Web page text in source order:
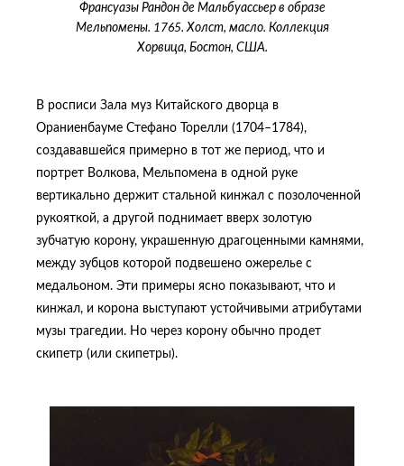
Франсуазы Рандон де Мальбуассьер в образе
Мельпомены. 1765. Холст, масло. Коллекция
Хорвица, Бостон, США.
В росписи Зала муз Китайского дворца в
Ораниенбауме Стефано Торелли (1704–1784),
создававшейся примерно в тот же период, что и
портрет Волкова, Мельпомена в одной руке
вертикально держит стальной кинжал с позолоченной
рукояткой, а другой поднимает вверх золотую
зубчатую корону, украшенную драгоценными камнями,
между зубцов которой подвешено ожерелье с
медальоном. Эти примеры ясно показывают, что и
кинжал, и корона выступают устойчивыми атрибутами
музы трагедии. Но через корону обычно продет
скипетр (или скипетры).